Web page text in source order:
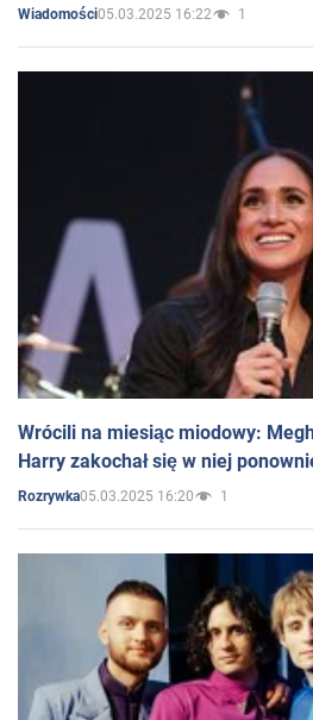
Wiadomości05.03.2025 16:22 1
Wrócili na miesiąc miodowy:
Harry zakochał się w niej
Rozrywka05.03.2025 16:20 1